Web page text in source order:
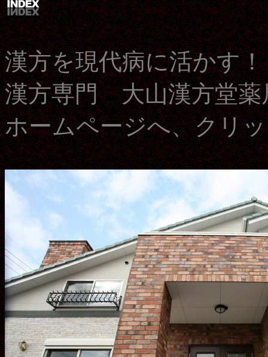
漢方を現代病に活かす！
漢方専門 大山漢方堂薬
ホームページへ、クリ